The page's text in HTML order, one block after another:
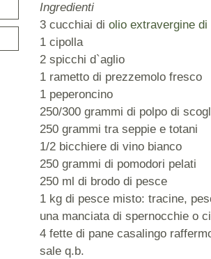
Ingredienti
3 cucchiai di olio extravergine
1 cipolla
2 spicchi d`aglio
1 rametto di prezzemolo fresco
1 peperoncino
250/300 grammi di polpo di
250 grammi tra seppie e totani
1/2 bicchiere di vino bianco
250 grammi di pomodori pelati
250 ml di brodo di pesce
1 kg di pesce misto: tracine,
una manciata di spernocchie o
4 fette di pane casalingo
sale q.b.